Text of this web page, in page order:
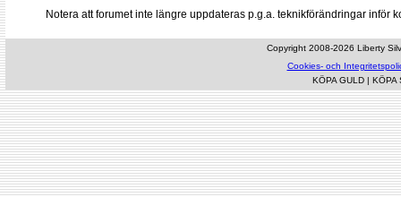
Notera att forumet inte längre uppdateras p.g.a. teknikförändringar inför
Copyright 2008-2026 Liberty
Cookies- och
KÖPA GULD| KÖPA